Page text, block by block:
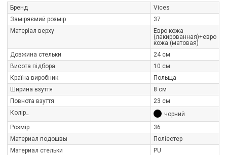
Бренд
Vices
Заміряємий розмір
37
Матеріал верху
Евро кожа
(лакированная)+евро
кожа (матовая)
Довжина стельки
24 см
Висота підбора
10 см
Країна виробник
Польща
Ширина взуття
8 см
Повнота взуття
23 см
Колір_
чорний
Розмір
36
Материал подошвы
Поліестер
Материал стельки
PU